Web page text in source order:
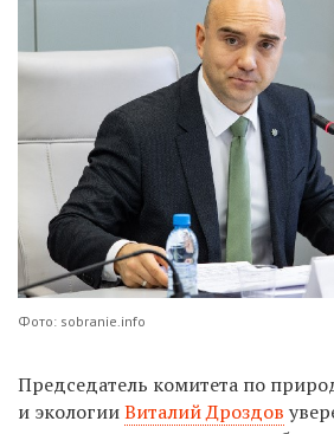
Фото: sobranie.info
Председатель комитета по
и экологииВиталий Дроздов